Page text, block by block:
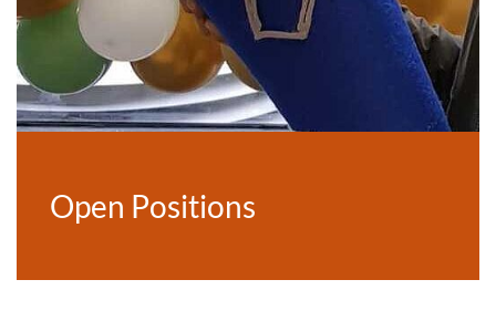
Open Positions